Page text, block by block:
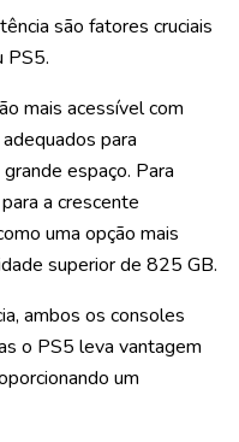
são fatores cruciais
PS5.
mais acessível com
para
espaço. Para
a crescente
uma opção mais
superior de 825 GB.
ambos os consoles
o PS5 leva vantagem
um